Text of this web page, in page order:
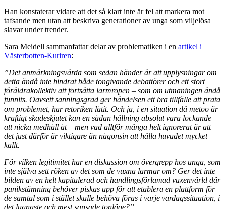
Han konstaterar vidare att det så klart inte är fel att markera mot
tafsande men utan att beskriva generationer av unga som viljelösa
slavar under trender.
Sara Meidell sammanfattar delar av problematiken i en artikel i
Västerbotten-Kuriren:
”Det anmärkningsvärda som sedan händer är att upplysningar om
detta ändå inte hindrat både tongivande debattörer och ett stort
föräldrakollektiv att fortsätta larmropen – som om utmaningen ändå
funnits. Oavsett sanningsgrad ger händelsen ett bra tillfälle att prata
om problemet, har retoriken låtit. Och ja, i en situation då metoo är
kraftigt skadeskjutet kan en sådan hållning absolut vara lockande
att nicka medhåll åt – men vad alltför många helt ignorerat är att
det just därför är viktigare än någonsin att hålla huvudet mycket
kallt.
För vilken legitimitet har en diskussion om övergrepp hos unga, som
inte själva sett röken av det som de vuxna larmar om? Ger det inte
bilden av en helt kapitulerad och handlingsförlamad vuxenvärld där
panikstämning behöver piskas upp för att etablera en plattform för
de samtal som i stället skulle behöva föras i varje vardagssituation, i
det lugnaste och mest sansade tonläge?”